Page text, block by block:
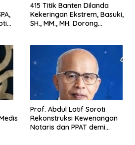
415 Titik Banten Dilanda
Kekeringan Ekstrem, Basuki,
SH., MM., MH. Dorong
Prof. Abdul Latif Soroti
Rekonstruksi Kewenangan
Notaris dan PPAT demi